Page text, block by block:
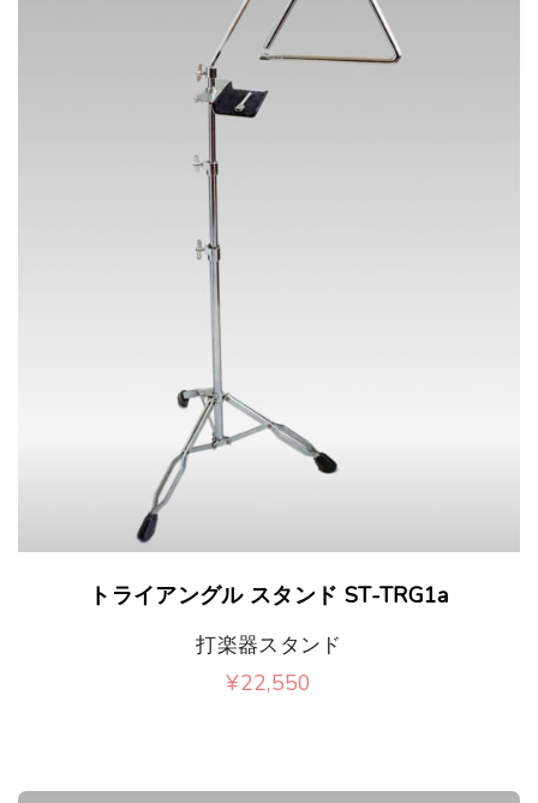
トライアングル スタンド ST-TRG1a
打楽器スタンド
¥22,550